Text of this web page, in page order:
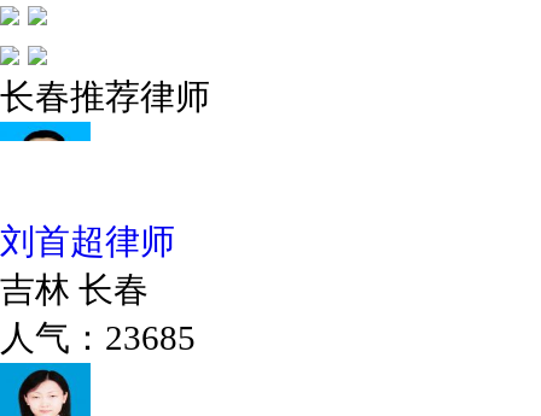
长春推荐律师
刘首超律师
吉林 长春
人气：23685